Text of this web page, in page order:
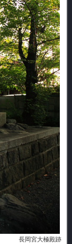
長岡宮大極殿跡